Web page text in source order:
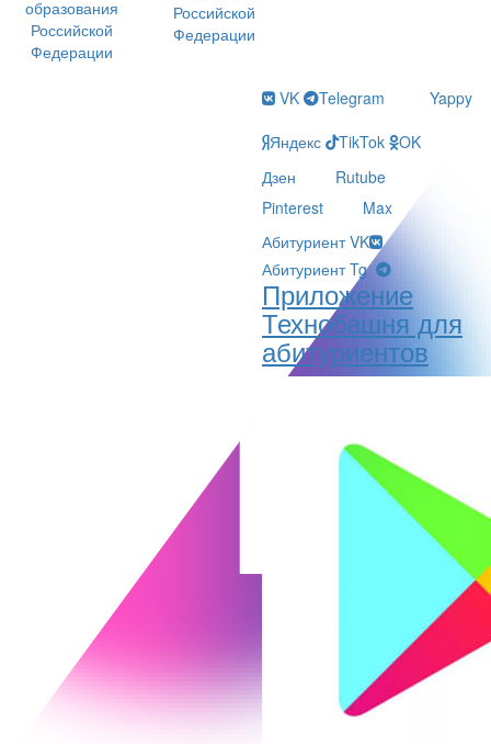
образования
Российской
Федерации
Российской
Федерации
VK Telegram
Yappy
Яндекс
TikTok
OK
Дзен
Rutube
Pinterest
Max
Абитуриент VK
Абитуриент Tg
Приложение
Технобашня для
абитуриентов